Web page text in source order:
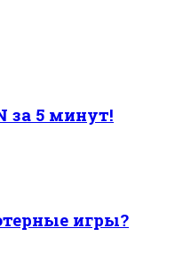
за 5 минут!
игры?